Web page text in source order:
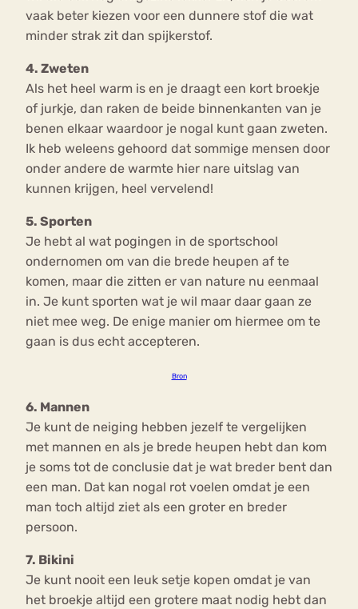
vaak beter kiezen voor een dunnere stof die wat
minder strak zit dan spijkerstof.
4. Zweten
Als het heel warm is en je draagt een kort broekje
of jurkje, dan raken de beide binnenkanten van je
benen elkaar waardoor je nogal kunt gaan zweten.
Ik heb weleens gehoord dat sommige mensen door
onder andere de warmte hier nare uitslag van
kunnen krijgen, heel vervelend!
5. Sporten
Je hebt al wat pogingen in de sportschool
ondernomen om van die brede heupen af te
komen, maar die zitten er van nature nu eenmaal
in. Je kunt sporten wat je wil maar daar gaan ze
niet mee weg. De enige manier om hiermee om te
gaan is dus echt accepteren.
Bron
6. Mannen
Je kunt de neiging hebben jezelf te vergelijken
met mannen en als je brede heupen hebt dan kom
je soms tot de conclusie dat je wat breder bent dan
een man. Dat kan nogal rot voelen omdat je een
man toch altijd ziet als een groter en breder
persoon.
7. Bikini
Je kunt nooit een leuk setje kopen omdat je van
het broekje altijd een grotere maat nodig hebt dan